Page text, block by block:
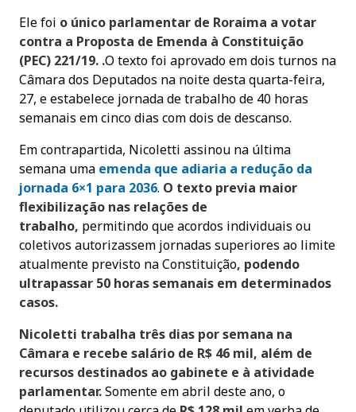
Ele foi o único parlamentar de Roraima a votar
contra a Proposta de Emenda à Constituição
(PEC) 221/19. .O texto foi aprovado em dois turnos na
Câmara dos Deputados na noite desta quarta-feira,
27, e estabelece jornada de trabalho de 40 horas
semanais em cinco dias com dois de descanso.
Em contrapartida, Nicoletti assinou na última
semana uma emenda que adiaria a redução da
jornada 6×1 para 2036. O texto previa maior
flexibilização nas relações de
trabalho, permitindo que acordos individuais ou
coletivos autorizassem jornadas superiores ao limite
atualmente previsto na Constituição, podendo
ultrapassar 50 horas semanais em determinados
casos.
Nicoletti trabalha três dias por semana na
Câmara e recebe salário de R$ 46 mil, além de
recursos destinados ao gabinete e à atividade
parlamentar.Somente em abril deste ano, o